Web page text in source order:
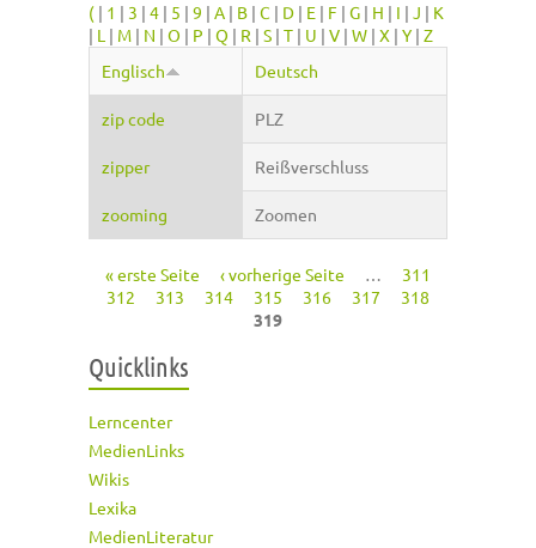
( | 1 | 3 | 4 | 5 | 9 | A | B | C | D | E | F | G | H | I | J | K
| L | M | N | O | P | Q | R | S | T | U | V | W | X | Y | Z
Englisch
Deutsch
zip code PLZ
zipper Reißverschluss
zooming Zoomen
Seiten
« erste Seite ‹ vorherige Seite …
311
312
313 314 315 316 317
318
319
Quicklinks
Lerncenter
MedienLinks
Wikis
Lexika
MedienLiteratur